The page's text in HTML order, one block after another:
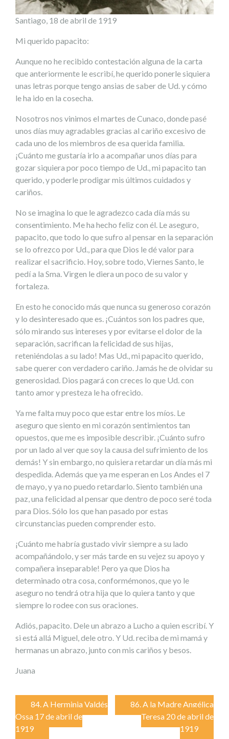
Santiago, 18 de abril de 1919
Mi querido papacito:
Aunque no he recibido contestación alguna de la carta
que anteriormente le escribí, he querido ponerle siquiera
unas letras porque tengo ansias de saber de Ud. y cómo
le ha ido en la cosecha.
Nosotros nos vinimos el martes de Cunaco, donde pasé
unos días muy agradables gracias al cariño excesivo de
cada uno de los miembros de esa querida familia.
¡Cuánto me gustaría irlo a acompañar unos días para
gozar siquiera por poco tiempo de Ud., mi papacito tan
querido, y poderle prodigar mis últimos cuidados y
cariños.
No se imagina lo que le agradezco cada día más su
consentimiento. Me ha hecho feliz con él. Le aseguro,
papacito, que todo lo que sufro al pensar en la separación
se lo ofrezco por Ud., para que Dios le dé valor para
realizar el sacrificio. Hoy, sobre todo, Viernes Santo, le
pedí a la Sma. Virgen le diera un poco de su valor y
fortaleza.
En esto he conocido más que nunca su generoso corazón
y lo desinteresado que es. ¡Cuántos son los padres que,
sólo mirando sus intereses y por evitarse el dolor de la
separación, sacrifican la felicidad de sus hijas,
reteniéndolas a su lado! Mas Ud., mi papacito querido,
sabe querer con verdadero cariño. Jamás he de olvidar su
generosidad. Dios pagará con creces lo que Ud. con
tanto amor y presteza le ha ofrecido.
Ya me falta muy poco que estar entre los míos. Le
aseguro que siento en mi corazón sentimientos tan
opuestos, que me es imposible describir. ¡Cuánto sufro
por un lado al ver que soy la causa del sufrimiento de los
demás! Y sin embargo, no quisiera retardar un día más mi
despedida. Además que ya me esperan en Los Andes el 7
de mayo, y ya no puedo retardarlo. Siento también una
paz, una felicidad al pensar que dentro de poco seré toda
para Dios. Sólo los que han pasado por estas
circunstancias pueden comprender esto.
¡Cuánto me habría gustado vivir siempre a su lado
acompañándolo, y ser más tarde en su vejez su apoyo y
compañera inseparable! Pero ya que Dios ha
determinado otra cosa, conformémonos, que yo le
aseguro no tendrá otra hija que lo quiera tanto y que
siempre lo rodee con sus oraciones.
Adiós, papacito. Dele un abrazo a Lucho a quien escribí. Y
si está allá Miguel, dele otro. Y Ud. reciba de mi mamá y
hermanas un abrazo, junto con mis cariños y besos.
Juana
Navegación
de
84. A Herminia Valdés
Ossa 17 de abril de
1919
86. A la Madre Angélica
Teresa 20 de abril de
1919